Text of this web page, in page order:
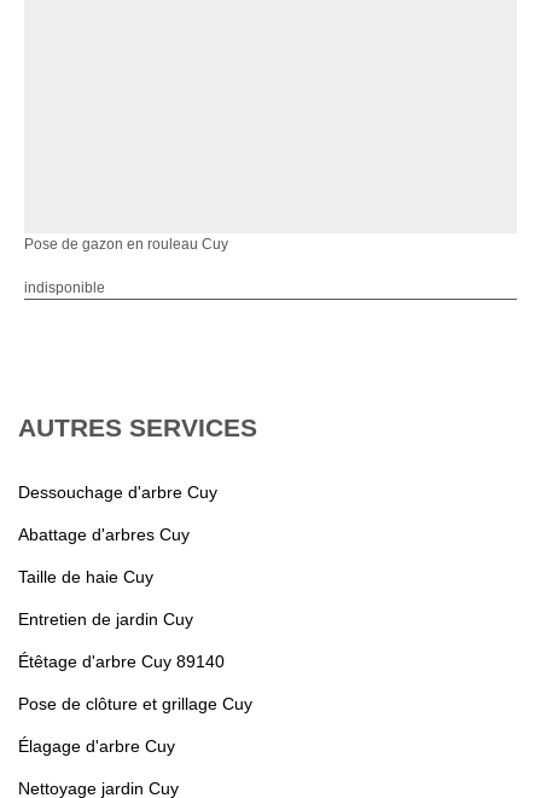
Pose de gazon en rouleau Cuy
indisponible
AUTRES SERVICES
Dessouchage d'arbre Cuy
Abattage d'arbres Cuy
Taille de haie Cuy
Entretien de jardin Cuy
Étêtage d'arbre Cuy 89140
Pose de clôture et grillage Cuy
Élagage d'arbre Cuy
Nettoyage jardin Cuy